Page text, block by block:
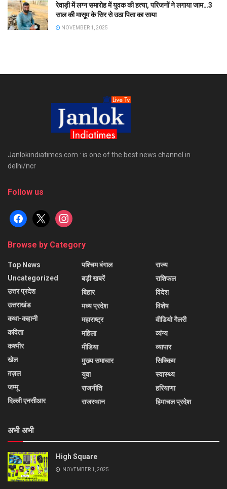
रेवाड़ी में लग्न समारोह में युवक की हत्या, परिजनों ने लगाया जाम…3
साल की मासूम के सिर से उठा पिता का साया
NOVEMBER 1, 2025
Janlokindiatimes.com : is one of the best news channel in
delhi/ncr
Follow us
facebook
x instagram
Browse by Category
Top News
Uncategorized
उत्तर प्रदेश
उत्तराखंड
कथा-कहानी
कविता
कश्मीर
खेल
ग़ज़ल
जम्मू
दिल्ली एनसीआर
पश्चिम बंगाल
बड़ी खबरें
बिहार
मध्य प्रदेश
महाराष्ट्र
महिला
मीडिया
मुख्य समाचार
युवा
राजनीति
राजस्थान
राज्य
राशिफल
विदेश
विशेष
वीडियो गैलरी
व्यंग्य
व्यापार
सिक्किम
स्वास्थ्य
हरियाणा
हिमाचल प्रदेश
अभी अभी
High Square
NOVEMBER 1, 2025